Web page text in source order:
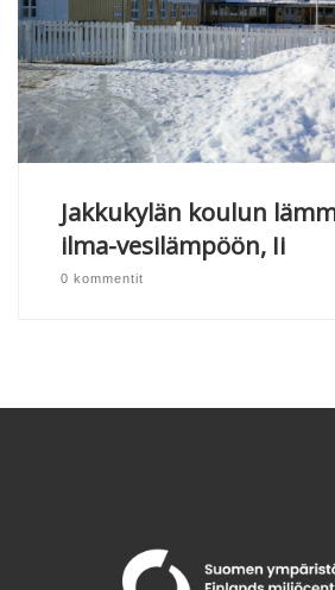
Jakkukylän koulun
ilma-vesilämpöön, Ii
0 kommentit